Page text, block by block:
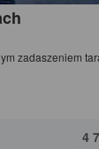
zadaszeniem
4